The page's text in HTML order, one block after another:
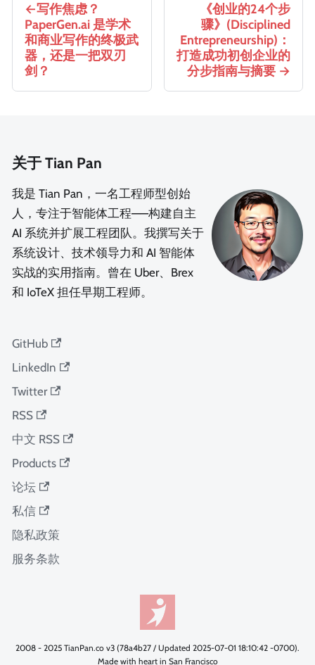
写作焦虑？
PaperGen.ai 是学术
和商业写作的终极武
器，还是一把双刃
剑？
《创业的24个步
骤》(Disciplined
Entrepreneurship)：
打造成功初创企业的
分步指南与摘要
关于 Tian Pan
我是 Tian Pan，一名工程师型创始
人，专注于智能体工程——构建自主
AI 系统并扩展工程团队。我撰写关于
系统设计、技术领导力和 AI 智能体
实战的实用指南。曾在 Uber、Brex
和 IoTeX 担任早期工程师。
GitHub
LinkedIn
Twitter
RSS
中文 RSS
Products
论坛
私信
隐私政策
服务条款
2008 - 2025 TianPan.co v3 (78a4b27 / Updated 2025-07-01 18:10:42 -0700).
Made with heart in San Francisco